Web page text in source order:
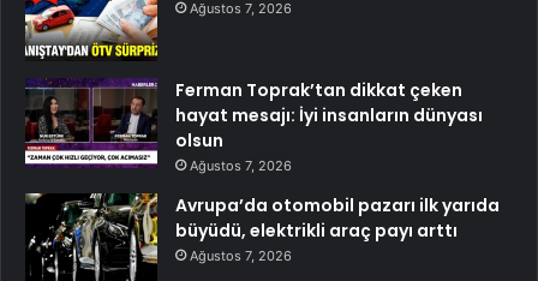
Ağustos 7, 2026
Ferman Toprak’tan dikkat çeken
hayat mesajı: İyi insanların dünyası
olsun
Ağustos 7, 2026
Avrupa’da otomobil pazarı ilk yarıda
büyüdü, elektrikli araç payı arttı
Ağustos 7, 2026